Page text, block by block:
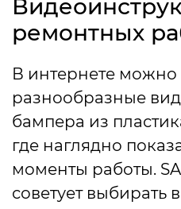
ремонтных
В интернете можно
разнообразные
бампера из
где наглядно
моменты работы.
советует